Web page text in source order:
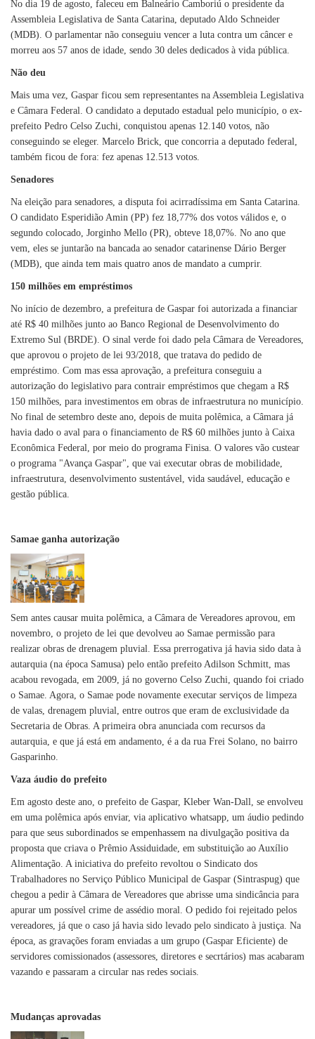
No dia 19 de agosto, faleceu em Balneário Camboriú o presidente da
Assembleia Legislativa de Santa Catarina, deputado Aldo Schneider
(MDB). O parlamentar não conseguiu vencer a luta contra um câncer e
morreu aos 57 anos de idade, sendo 30 deles dedicados à vida pública.
Não deu
Mais uma vez, Gaspar ficou sem representantes na Assembleia Legislativa
e Câmara Federal. O candidato a deputado estadual pelo município, o ex-
prefeito Pedro Celso Zuchi, conquistou apenas 12.140 votos, não
conseguindo se eleger. Marcelo Brick, que concorria a deputado federal,
também ficou de fora: fez apenas 12.513 votos.
Senadores
Na eleição para senadores, a disputa foi acirradíssima em Santa Catarina.
O candidato Esperidião Amin (PP) fez 18,77% dos votos válidos e, o
segundo colocado, Jorginho Mello (PR), obteve 18,07%. No ano que
vem, eles se juntarão na bancada ao senador catarinense Dário Berger
(MDB), que ainda tem mais quatro anos de mandato a cumprir.
150 milhões em empréstimos
No início de dezembro, a prefeitura de Gaspar foi autorizada a financiar
até R$ 40 milhões junto ao Banco Regional de Desenvolvimento do
Extremo Sul (BRDE). O sinal verde foi dado pela Câmara de Vereadores,
que aprovou o projeto de lei 93/2018, que tratava do pedido de
empréstimo. Com mas essa aprovação, a prefeitura conseguiu a
autorização do legislativo para contrair empréstimos que chegam a R$
150 milhões, para investimentos em obras de infraestrutura no município.
No final de setembro deste ano, depois de muita polêmica, a Câmara já
havia dado o aval para o financiamento de R$ 60 milhões junto à Caixa
Econômica Federal, por meio do programa Finisa. O valores vão custear
o programa "Avança Gaspar", que vai executar obras de mobilidade,
infraestrutura, desenvolvimento sustentável, vida saudável, educação e
gestão pública.
Samae ganha autorização
Sem antes causar muita polêmica, a Câmara de Vereadores aprovou, em
novembro, o projeto de lei que devolveu ao Samae permissão para
realizar obras de drenagem pluvial. Essa prerrogativa já havia sido data à
autarquia (na época Samusa) pelo então prefeito Adilson Schmitt, mas
acabou revogada, em 2009, já no governo Celso Zuchi, quando foi criado
o Samae. Agora, o Samae pode novamente executar serviços de limpeza
de valas, drenagem pluvial, entre outros que eram de exclusividade da
Secretaria de Obras. A primeira obra anunciada com recursos da
autarquia, e que já está em andamento, é a da rua Frei Solano, no bairro
Gasparinho.
Vaza áudio do prefeito
Em agosto deste ano, o prefeito de Gaspar, Kleber Wan-Dall, se envolveu
em uma polêmica após enviar, via aplicativo whatsapp, um áudio pedindo
para que seus subordinados se empenhassem na divulgação positiva da
proposta que criava o Prêmio Assiduidade, em substituição ao Auxílio
Alimentação. A iniciativa do prefeito revoltou o Sindicato dos
Trabalhadores no Serviço Público Municipal de Gaspar (Sintraspug) que
chegou a pedir à Câmara de Vereadores que abrisse uma sindicância para
apurar um possível crime de assédio moral. O pedido foi rejeitado pelos
vereadores, já que o caso já havia sido levado pelo sindicato à justiça. Na
época, as gravações foram enviadas a um grupo (Gaspar Eficiente) de
servidores comissionados (assessores, diretores e secrtários) mas acabaram
vazando e passaram a circular nas redes sociais.
Mudanças aprovadas